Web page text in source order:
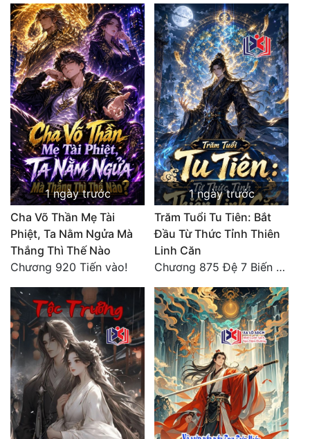
Xuyên Sách
Xuyên Thư
Điền Văn
Đô Thị
Đông Phương
Đông Phương Huyền Huyễn
Đồng Nhân
Cẩu Đạo Trường Sinh
Ngự Thú
Truyện Nam
Truyện Nữ
Vô Địch Lưu
Xây Dựng Thế Lực
Đam Mỹ
Đẹp
1 ngày trước
Cha Võ Thần Mẹ Tài
Phiệt, Ta Nằm Ngửa Mà
Thắng Thì Thế Nào
Chương 920 Tiến vào!
1 ngày trước
Trăm Tuổi Tu Tiên: Bắt
Đầu Từ Thức Tỉnh Thiên
Linh Căn
Chương 875 Đệ 7 Biến Thánh Long Biến!